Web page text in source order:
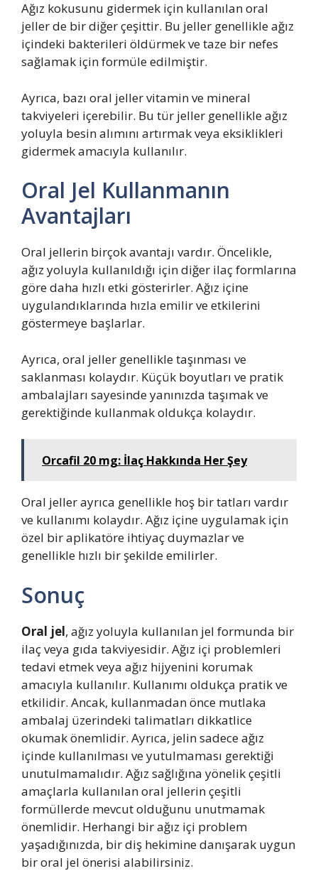
Ağız kokusunu gidermek için kullanılan oral
jeller de bir diğer çeşittir. Bu jeller genellikle ağız
içindeki bakterileri öldürmek ve taze bir nefes
sağlamak için formüle edilmiştir.
Ayrıca, bazı oral jeller vitamin ve mineral
takviyeleri içerebilir. Bu tür jeller genellikle ağız
yoluyla besin alımını artırmak veya eksiklikleri
gidermek amacıyla kullanılır.
Oral Jel Kullanmanın
Avantajları
Oral jellerin birçok avantajı vardır. Öncelikle,
ağız yoluyla kullanıldığı için diğer ilaç formlarına
göre daha hızlı etki gösterirler. Ağız içine
uygulandıklarında hızla emilir ve etkilerini
göstermeye başlarlar.
Ayrıca, oral jeller genellikle taşınması ve
saklanması kolaydır. Küçük boyutları ve pratik
ambalajları sayesinde yanınızda taşımak ve
gerektiğinde kullanmak oldukça kolaydır.
Orcafil 20 mg: İlaç Hakkında Her Şey
Oral jeller ayrıca genellikle hoş bir tatları vardır
ve kullanımı kolaydır. Ağız içine uygulamak için
özel bir aplikatöre ihtiyaç duymazlar ve
genellikle hızlı bir şekilde emilirler.
Sonuç
Oral jel, ağız yoluyla kullanılan jel formunda bir
ilaç veya gıda takviyesidir. Ağız içi problemleri
tedavi etmek veya ağız hijyenini korumak
amacıyla kullanılır. Kullanımı oldukça pratik ve
etkilidir. Ancak, kullanmadan önce mutlaka
ambalaj üzerindeki talimatları dikkatlice
okumak önemlidir. Ayrıca, jelin sadece ağız
içinde kullanılması ve yutulmaması gerektiği
unutulmamalıdır. Ağız sağlığına yönelik çeşitli
amaçlarla kullanılan oral jellerin çeşitli
formüllerde mevcut olduğunu unutmamak
önemlidir. Herhangi bir ağız içi problem
yaşadığınızda, bir diş hekimine danışarak uygun
bir oral jel önerisi alabilirsiniz.